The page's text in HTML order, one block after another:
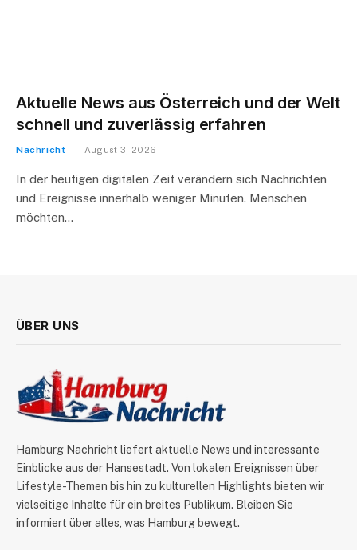
Aktuelle News aus Österreich und der Welt
schnell und zuverlässig erfahren
Nachricht August 3, 2026
In der heutigen digitalen Zeit verändern sich Nachrichten
und Ereignisse innerhalb weniger Minuten. Menschen
möchten…
ÜBER UNS
Hamburg Nachricht liefert aktuelle News und interessante
Einblicke aus der Hansestadt. Von lokalen Ereignissen über
Lifestyle-Themen bis hin zu kulturellen Highlights bieten wir
vielseitige Inhalte für ein breites Publikum. Bleiben Sie
informiert über alles, was Hamburg bewegt.